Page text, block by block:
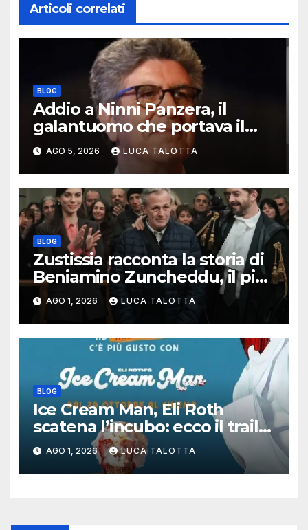
Articoli correlati
BLOG
Addio a Ninni Panzera, il
galantuomo che portava il
cinema dove non c’era
AGO 5, 2026 LUCA TALOTTA
BLOG
Zustissia racconta la storia di
Beniamino Zuncheddu, il più
lungo errore giudiziario della
storia italiana
AGO 1, 2026 LUCA TALOTTA
BLOG
Ice Cream Man, Eli Roth
scatena l’incubo: ecco il trailer
italiano dell’horror più
estremo di Halloween 2026
AGO 1, 2026 LUCA TALOTTA